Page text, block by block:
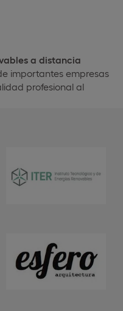
a distancia
importantes empresas
profesional al